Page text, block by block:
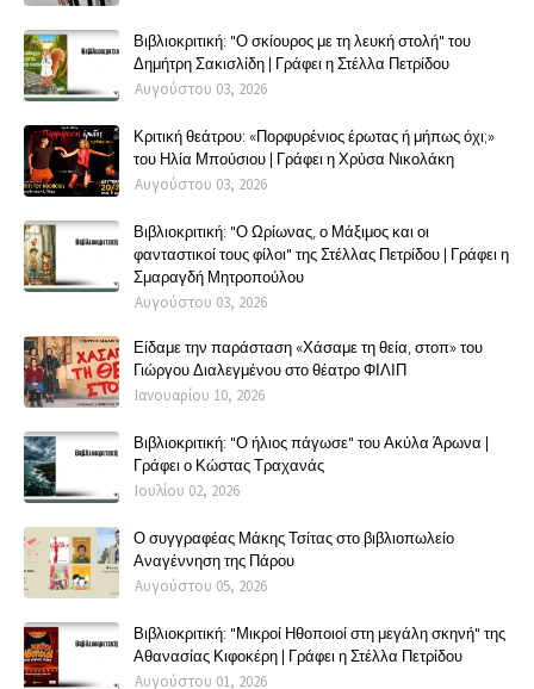
Βιβλιοκριτική: "Ο σκίουρος με τη λευκή στολή" του
Δημήτρη Σακισλίδη | Γράφει η Στέλλα Πετρίδου
Αυγούστου 03, 2026
Κριτική θεάτρου: «Πορφυρένιος έρωτας ή μήπως όχι;»
του Ηλία Μπούσιου | Γράφει η Χρύσα Νικολάκη
Αυγούστου 03, 2026
Βιβλιοκριτική: "Ο Ωρίωνας, ο Μάξιμος και οι
φανταστικοί τους φίλοι" της Στέλλας Πετρίδου | Γράφει η
Σμαραγδή Μητροπούλου
Αυγούστου 03, 2026
Είδαμε την παράσταση «Χάσαμε τη θεία, στοπ» του
Γιώργου Διαλεγμένου στο θέατρο ΦΙΛΙΠ
Ιανουαρίου 10, 2026
Βιβλιοκριτική: "Ο ήλιος πάγωσε" του Ακύλα Άρωνα |
Γράφει ο Κώστας Τραχανάς
Ιουλίου 02, 2026
Ο συγγραφέας Μάκης Τσίτας στο βιβλιοπωλείο
Αναγέννηση της Πάρου
Αυγούστου 05, 2026
Βιβλιοκριτική: "Μικροί Ηθοποιοί στη μεγάλη σκηνή" της
Αθανασίας Κιφοκέρη | Γράφει η Στέλλα Πετρίδου
Αυγούστου 01, 2026